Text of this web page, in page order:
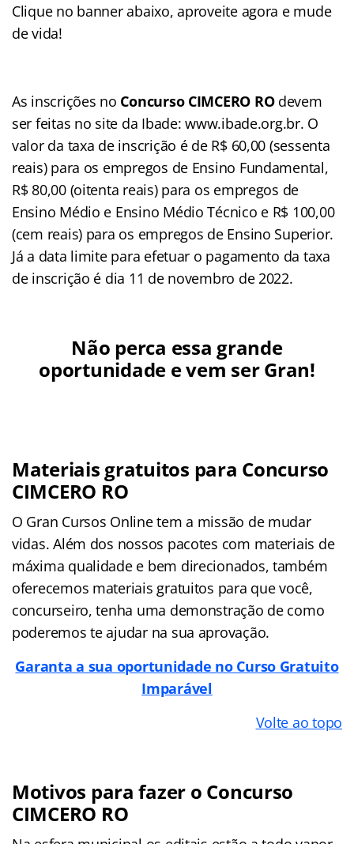
Clique no banner abaixo, aproveite agora e mude
de vida!
As inscrições no Concurso CIMCERO ROdevem
ser feitas no site da Ibade: www.ibade.org.br. O
valor da taxa de inscrição é de R$ 60,00 (sessenta
reais) para os empregos de Ensino Fundamental,
R$ 80,00 (oitenta reais) para os empregos de
Ensino Médio e Ensino Médio Técnico e R$ 100,00
(cem reais) para os empregos de Ensino Superior.
Já a data limite para efetuar o pagamento da taxa
de inscrição é dia 11 de novembro de 2022.
Não perca essa grande
oportunidade e vem ser Gran!
Materiais gratuitos para Concurso
CIMCERO RO
O Gran Cursos Online tem a missão de mudar
vidas. Além dos nossos pacotes com materiais de
máxima qualidade e bem direcionados, também
oferecemos materiais gratuitos para que você,
concurseiro, tenha uma demonstração de como
poderemos te ajudar na sua aprovação.
Garanta a sua oportunidade no Curso Gratuito
Imparável
Volte ao topo
Motivos para fazer o Concurso
CIMCERO RO